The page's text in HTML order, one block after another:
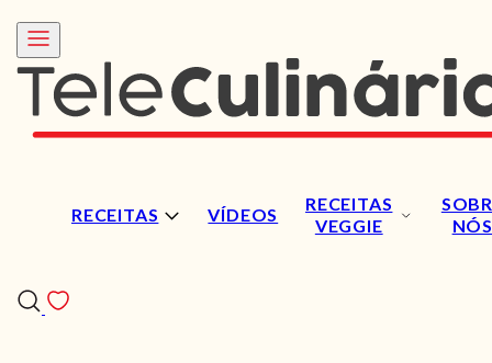
RECEITAS VÍDEOS
RECEITAS
VEGGIE
NÓS